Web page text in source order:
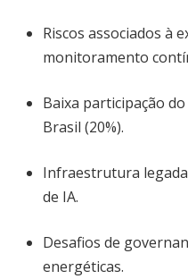
Riscos associados à
monitoramento
Baixa participação
Brasil (20%).
Infraestrutura
de IA.
Desafios de
energéticas.